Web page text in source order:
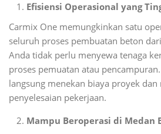
Efisiensi Operasional yang
Carmix One memungkinkan satu
seluruh proses pembuatan beton
Anda tidak perlu menyewa tenaga
proses pemuatan atau
langsung menekan biaya proyek
penyelesaian pekerjaan.
Mampu Beroperasi di Medan